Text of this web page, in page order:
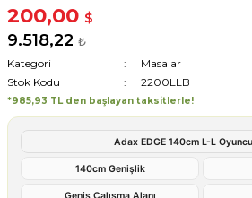
200,00 $
9.518,22 ₺
Kategori
Masalar
Stok Kodu
2200LLB
*985,93 TL den başlayan taksitlerle!
Adax EDGE 140cm L-L
140cm Genişlik
Geniş Çalışma Alanı